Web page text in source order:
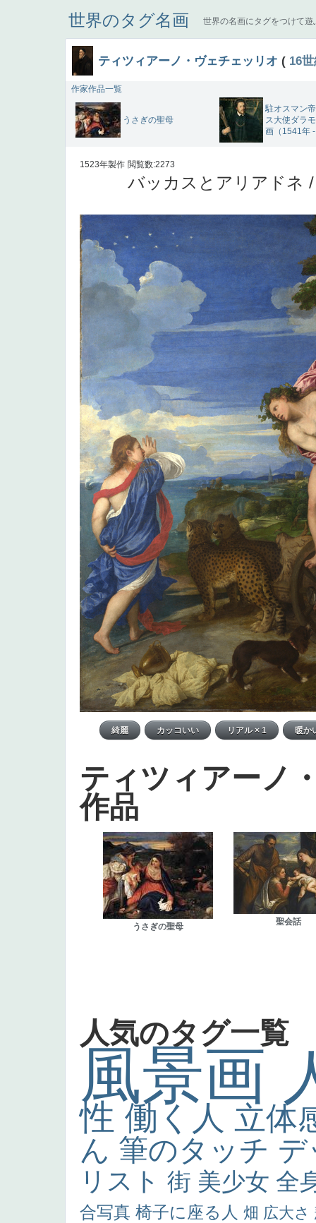
世界のタグ名画 世界の名画にタグをつけて遊
ティツィアーノ・ヴェチェッリオ ( 16
作家作品一覧
うさぎの聖母
駐オスマン
ス大使ダラ
画（1541年
1523年製作 閲覧数:2273
バッカスとアリアドネ
ティツィアーノ
作品
うさぎの聖母 聖会話
人気のタグ一覧
風景画
性 働く人 立体
ん 筆のタッチ
リスト 街 美少女 全
合写真 椅子に座る人 畑 広大さ